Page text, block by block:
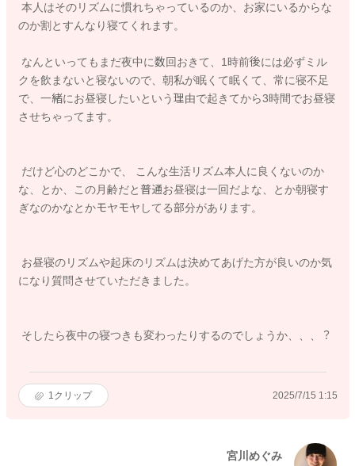
本人はそのリズムに慣れちゃっているのか、お家にいるからな
のか割とすんなり寝てくれます。
なんといってもまだ夜中に数回おきて、1時前後には必ずミル
クを飲まないと寝ないので、朝私が眠くて眠くて、常に寝不足
で、一緒にお昼寝したいという理由で起きてから3時間でお昼寝
させちゃってます。
だけど心のどこかで、 こんな生活リズム本人に良くないのか
な、とか、この月齢だと普通お昼寝は一回だよな、とか朝寝す
ぎなのかなとかモヤモヤしてる部分があります。
お昼寝のリズムや起床のリズムは決めてあげた方が良いのか気
になり質問させていただきました。
そしたら夜中の寝つきも変わったりするのでしょうか、、、？
1 クリップ 2025/7/15 1:15
宮川めぐみ